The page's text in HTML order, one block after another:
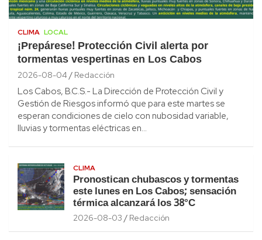
CLIMA LOCAL
¡Prepárese! Protección Civil alerta por
tormentas vespertinas en Los Cabos
2026-08-04 Redacción
Los Cabos, B.C.S.- La Dirección de Protección Civil y
Gestión de Riesgos informó que para este martes se
esperan condiciones de cielo con nubosidad variable,
lluvias y tormentas eléctricas en…
CLIMA
Pronostican chubascos y tormentas
este lunes en Los Cabos; sensación
térmica alcanzará los 38°C
2026-08-03 Redacción